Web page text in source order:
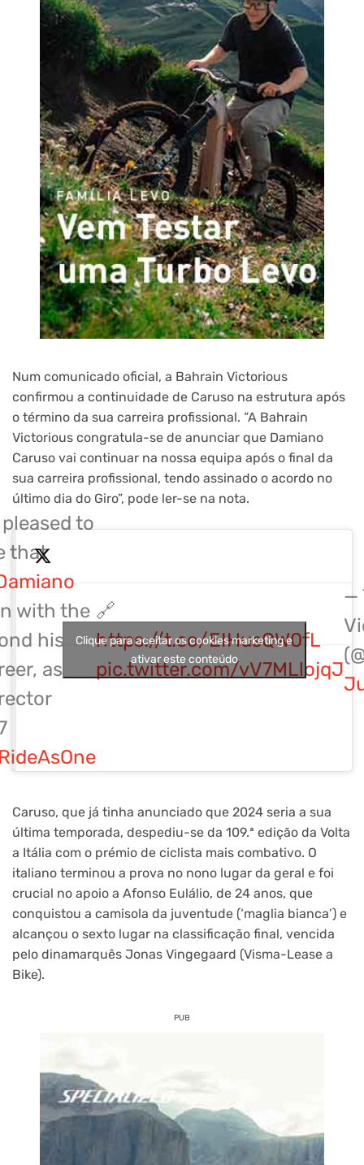
Num comunicado oficial, a Bahrain Victorious
confirmou a continuidade de Caruso na estrutura após
o término da sua carreira profissional. “A Bahrain
Victorious congratula-se de anunciar que Damiano
Caruso vai continuar na nossa equipa após o final da
sua carreira profissional, tendo assinado o acordo no
último dia do Giro”, pode ler-se na nota.
to
that
with the
his
as
🔗
https://t.co/EIHusQW0fL
pic.twitter.com/vV7MLlojqJ
—
Clique para aceitar os cookies marketing e
ativar este conteúdo
Caruso, que já tinha anunciado que 2024 seria a sua
última temporada, despediu-se da 109.ª edição da Volta
a Itália com o prémio de ciclista mais combativo. O
italiano terminou a prova no nono lugar da geral e foi
crucial no apoio a Afonso Eulálio, de 24 anos, que
conquistou a camisola da juventude (‘maglia bianca’) e
alcançou o sexto lugar na classificação final, vencida
pelo dinamarquês Jonas Vingegaard (Visma-Lease a
Bike).
PUB